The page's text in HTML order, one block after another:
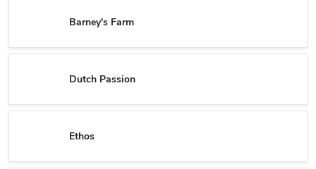
Barney's Farm
Dutch Passion
Ethos